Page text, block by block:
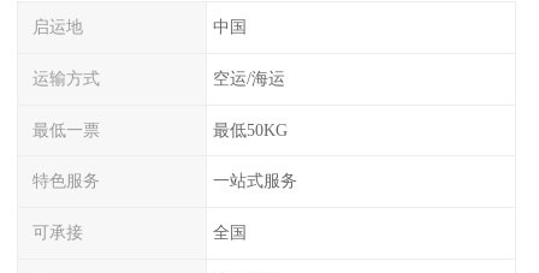
启运地 中国
运输方式 空运/海运
最低一票 最低50KG
特色服务 一站式服务
可承接 全国